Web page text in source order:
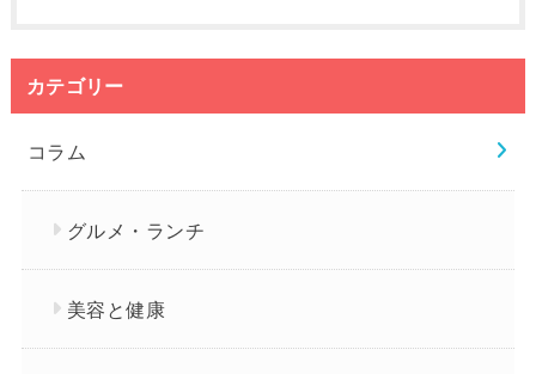
カテゴリー
コラム
グルメ・ランチ
美容と健康